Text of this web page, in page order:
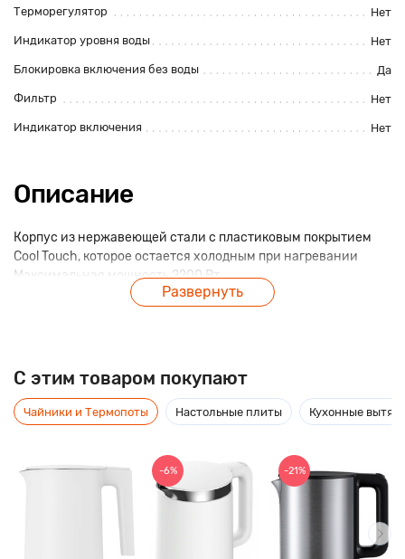
Терморегулятор Нет
Индикатор уровня воды Нет
Блокировка включения без воды Да
Фильтр Нет
Индикатор включения Нет
Описание
Корпус из нержавеющей стали с пластиковым покрытием
Cool Touch, которое остается холодным при нагревании
Максимальная мощность 2200 Вт
Максимальный объём 1,5 л
Поворачивающийся на 360° корпус
Открытие крышки нажатием на кнопку
Развернуть
C этим товаром покупают
Чайники и Термопоты Настольные плиты Кухонные
-6% -21%